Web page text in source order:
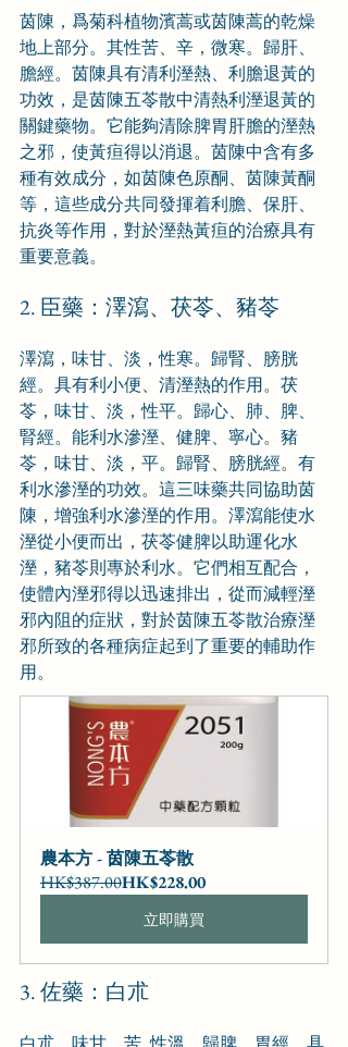
茵陳，爲菊科植物濱蒿或茵陳蒿的乾燥
地上部分。其性苦、辛，微寒。歸肝、
膽經。茵陳具有清利溼熱、利膽退黃的
功效，是茵陳五苓散中清熱利溼退黃的
關鍵藥物。它能夠清除脾胃肝膽的溼熱
之邪，使黃疸得以消退。茵陳中含有多
種有效成分，如茵陳色原酮、茵陳黃酮
等，這些成分共同發揮着利膽、保肝、
抗炎等作用，對於溼熱黃疸的治療具有
重要意義。
2. 臣藥：澤瀉、茯苓、豬苓
澤瀉，味甘、淡，性寒。歸腎、膀胱
經。具有利小便、清溼熱的作用。茯
苓，味甘、淡，性平。歸心、肺、脾、
腎經。能利水滲溼、健脾、寧心。豬
苓，味甘、淡，平。歸腎、膀胱經。有
利水滲溼的功效。這三味藥共同協助茵
陳，增強利水滲溼的作用。澤瀉能使水
溼從小便而出，茯苓健脾以助運化水
溼，豬苓則專於利水。它們相互配合，
使體內溼邪得以迅速排出，從而減輕溼
邪內阻的症狀，對於茵陳五苓散治療溼
邪所致的各種病症起到了重要的輔助作
用。
農本方 - 茵陳五苓散
HK$387.00HK$228.00
立即購買
3. 佐藥：白朮